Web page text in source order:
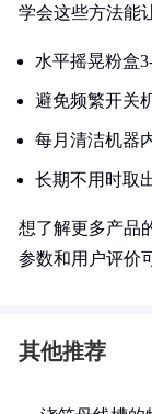
学会这些方法能
水平摇晃粉盒
避免频繁开关
每月清洁机器
长期不用时取
想了解更多产品
参数和用户评价
其他推荐